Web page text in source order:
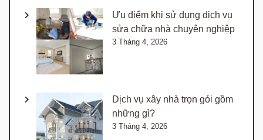
Ưu điểm khi sử dụng dịch vụ
sửa chữa nhà chuyên nghiệp
3 Tháng 4, 2026
Dịch vụ xây nhà trọn gói gồm
những gì?
3 Tháng 4, 2026